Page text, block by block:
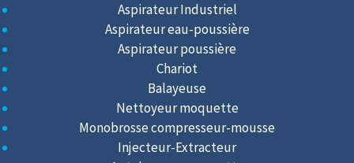
Aspirateur Industriel
Aspirateur eau-poussière
Aspirateur poussière
Chariot
Balayeuse
Nettoyeur moquette
Monobrosse compresseur-mousse
Injecteur-Extracteur